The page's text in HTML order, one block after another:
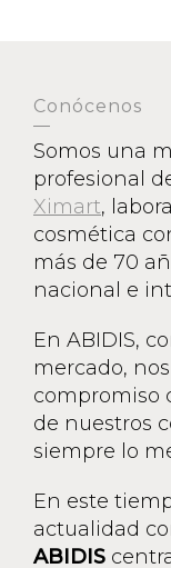
Conócenos
Somos una
profesional
Ximart,
cosmética
más de 70
nacional e
En ABIDIS,
mercado,
compromiso
de nuestros
siempre lo
En este
actualidad
ABIDIS